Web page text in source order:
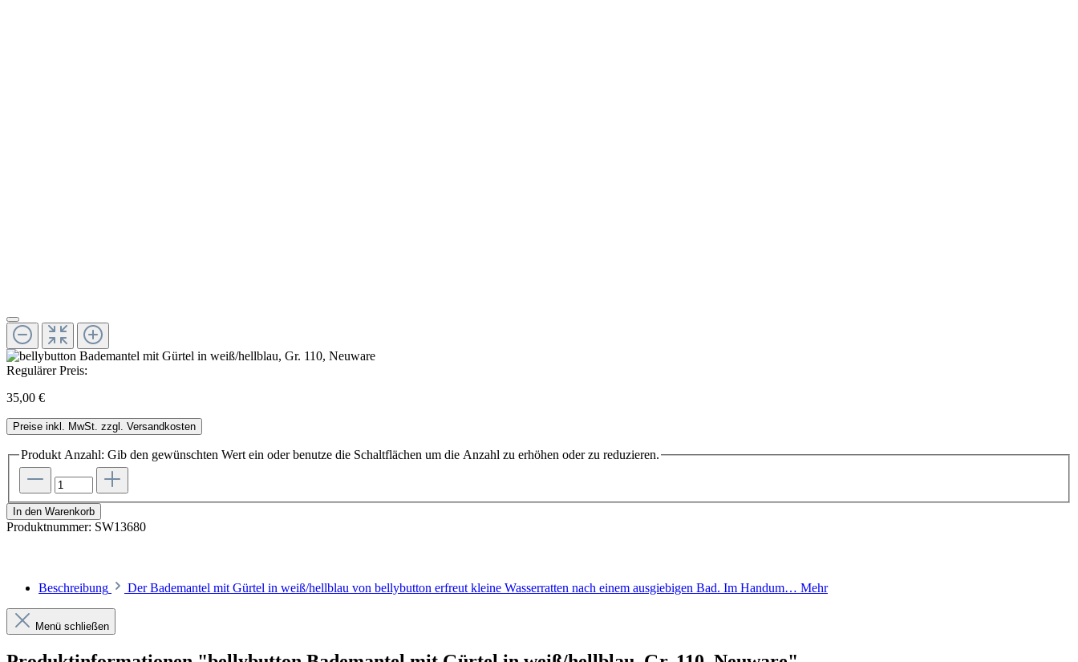
Regulärer Preis:
35,00 €
Preise inkl. MwSt. zzgl. Versandkosten
Produkt Anzahl: Gib den gewünschten Wert ein oder benutze die Schaltflächen um die Anzahl zu erhöhen oder zu reduzieren.
In den Warenkorb
Produktnummer: SW13680
Beschreibung Der Bademantel mit Gürtel in weiß/hellblau von bellybutton erfreut kleine Wasserratten nach einem ausgiebigen Bad. Im Handum… Mehr
Menü schließen